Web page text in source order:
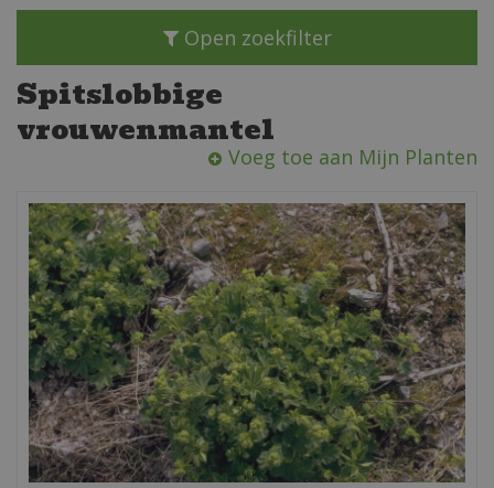
Open zoekfilter
Spitslobbige
vrouwenmantel
Voeg toe aan Mijn Planten